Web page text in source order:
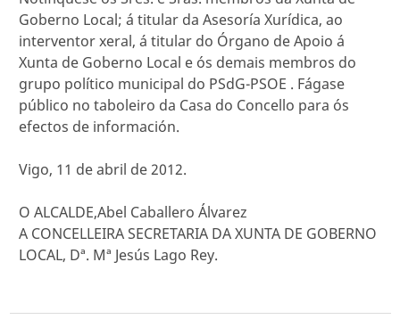
Goberno Local; á titular da Asesoría Xurídica, ao
interventor xeral, á titular do Órgano de Apoio á
Xunta de Goberno Local e ós demais membros do
grupo político municipal do PSdG-PSOE . Fágase
público no taboleiro da Casa do Concello para ós
efectos de información.
Vigo, 11 de abril de 2012.
O ALCALDE,Abel Caballero Álvarez
A CONCELLEIRA SECRETARIA DA XUNTA DE GOBERNO
LOCAL, Dª. Mª Jesús Lago Rey.